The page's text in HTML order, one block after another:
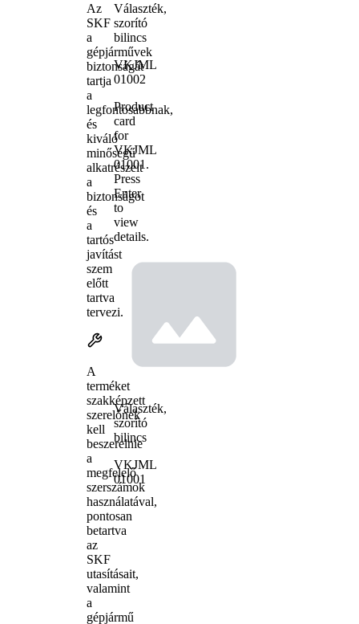
Az
SKF
a
gépjárművek
biztonságát
tartja
a
legfontosabbnak,
és
kiváló
minőségű
alkatrészeit
a
biztonságot
és
a
tartós
javítást
szem
előtt
tartva
tervezi.
A
terméket
szakképzett
szerelőnek
kell
beszerelnie
a
megfelelő
szerszámok
használatával,
pontosan
betartva
az
SKF
utasításait,
valamint
a
gépjármű
Választék,
szorító
bilincs
VKJML
01002
Product
card
for
VKJML
01001 .
Press
Enter
to
view
details.
Választék,
szorító
bilincs
VKJML
01001